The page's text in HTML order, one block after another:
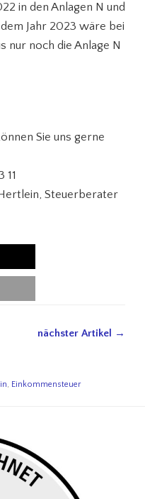
in den Anlagen N und
Jahr 2023 wäre bei
nur noch die Anlage N
Sie uns gerne
11
Steuerberater
nächster Artikel →
, Einkommensteuer